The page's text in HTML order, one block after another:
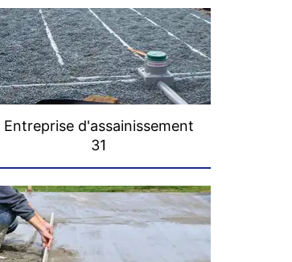
Entreprise d'assainissement
31